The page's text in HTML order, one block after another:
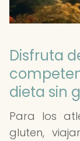
Disfruta
dieta sin
Para los
gluten,